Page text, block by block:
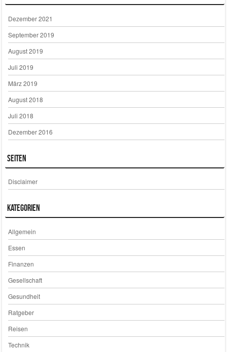
Dezember 2021
September 2019
August 2019
Juli 2019
März 2019
August 2018
Juli 2018
Dezember 2016
Seiten
Disclaimer
Kategorien
Allgemein
Essen
Finanzen
Gesellschaft
Gesundheit
Ratgeber
Reisen
Technik